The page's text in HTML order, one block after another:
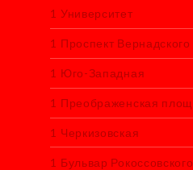
1 Университет
1 Проспект Вернадского
1 Юго-Западная
1 Преображенская
1 Черкизовская
1 Бульвар Рокоссовского